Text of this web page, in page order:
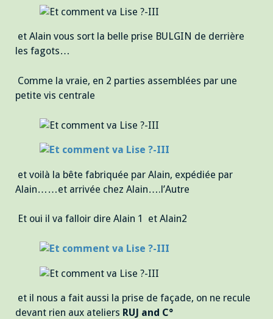
et Alain vous sort la belle prise BULGIN de derrière
les fagots…
Comme la vraie, en 2 parties assemblées par une
petite vis centrale
et voilà la bête fabriquée par Alain, expédiée par
Alain……et arrivée chez Alain….l’Autre
Et oui il va falloir dire Alain 1 et Alain2
et il nous a fait aussi la prise de façade, on ne recule
devant rien aux ateliers RUJ and C°